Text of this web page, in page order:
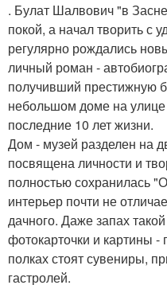
. Булат Шалвович "в
покой, а начал творить с
регулярно рождались
личный роман -
получивший престижную
небольшом доме на
последние 10 лет жизни.
Дом - музей разделен на
посвящена личности и
полностью сохранилась
интерьер почти не
дачного. Даже запах
фотокарточки и картины -
полках стоят сувениры,
гастролей.